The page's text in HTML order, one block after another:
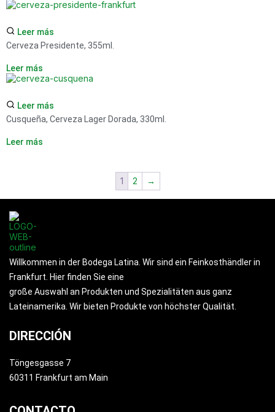
Leer más
Cerveza Presidente, 355ml.
Leer más
Leer más
Cusqueña, Cerveza Lager Dorada, 330ml.
Leer más
1 2 →
Willkommen in der Bodega Latina. Wir sind ein Feinkosthändler in
Frankfurt. Hier finden Sie eine
große Auswahl an Produkten und Spezialitäten aus ganz
Lateinamerika. Wir bieten Produkte von höchster Qualität.
DIRECCIÓN
Töngesgasse 7
60311 Frankfurt am Main